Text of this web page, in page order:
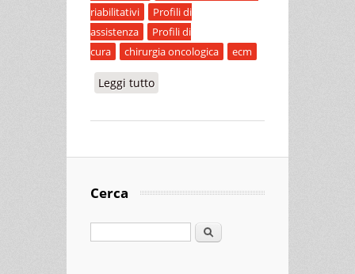
riabilitativi
Profili di
assistenza
Profili di
cura
chirurgia oncologica ecm
Leggi tutto
RICOSTRUTTIVA ED ESTETICA)
Cerca
Cerca